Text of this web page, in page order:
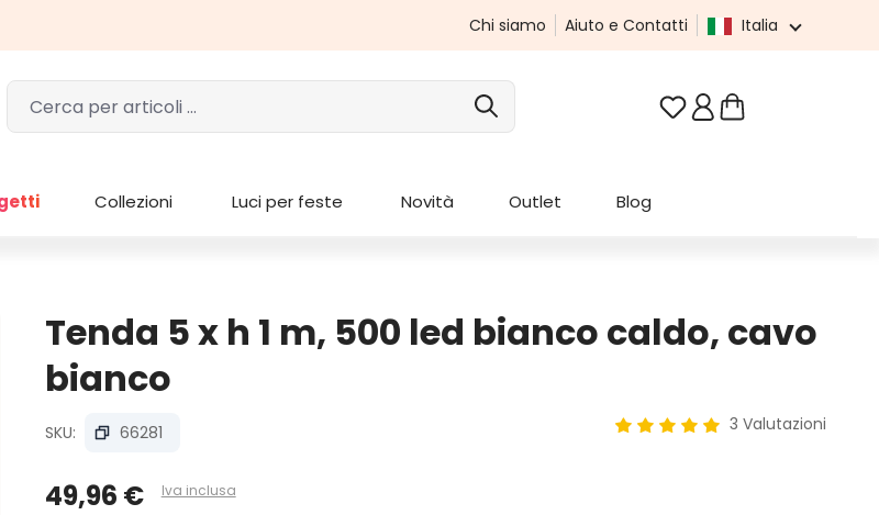
Chi siamo Aiuto e Contatti Italia
Hai 0 articoli nella
Collezioni Luci per feste Novità Outlet Blog
Tenda 5 x h 1 m, 500 led bianco caldo, cavo
bianco
SKU: 66281 3 Valutazioni
49,96 € Iva inclusa